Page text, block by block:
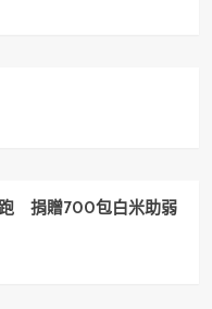
跑 捐贈700包白米助弱